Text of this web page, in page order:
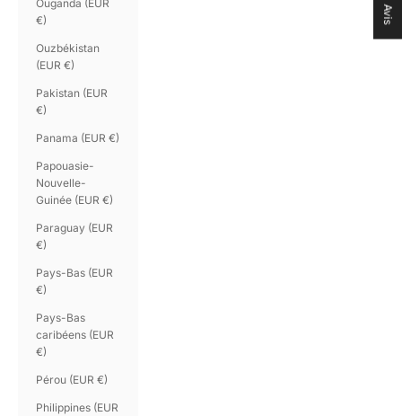
Ouganda (EUR
€)
Ouzbékistan
(EUR €)
Pakistan (EUR
€)
Panama (EUR €)
Papouasie-
Nouvelle-
Guinée (EUR €)
Paraguay (EUR
€)
Pays-Bas (EUR
€)
Pays-Bas
caribéens (EUR
€)
Pérou (EUR €)
Philippines (EUR
Avis